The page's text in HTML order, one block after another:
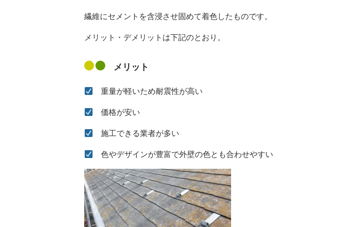
繊維にセメントを含浸させ固めて着色したものです。
メリット・デメリットは下記のとおり。
メリット
重量が軽いため耐震性が高い
価格が安い
施工できる業者が多い
色やデザインが豊富で外壁の色とも合わせやすい